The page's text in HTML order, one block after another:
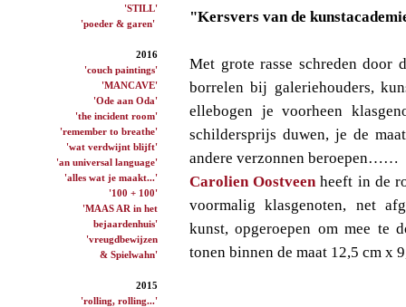
'STILL'
'poeder & garen'
2016
'couch paintings'
'MANCAVE'
'Ode aan Oda'
'the incident room'
'remember to breathe'
'wat verdwijnt blijft'
'an universal language'
'alles wat je maakt...'
'100 + 100'
'MAAS AR in het
bejaardenhuis'
'vreugdbewijzen
& Spielwahn'
2015
'rolling, rolling...'
"Kersvers van de
Met grote rasse schreden door
borrelen bij galeriehouders,
ellebogen je voorheen
schildersprijs duwen, je de
andere verzonnen beroepen……
Carolien Oostveenheeft in de
voormalig klasgenoten, net
kunst, opgeroepen om mee te
tonen binnen de maat 12,5 cm x